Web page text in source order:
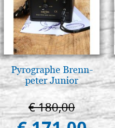
Pyrographe Brenn-
peter Junior
€ 180,00